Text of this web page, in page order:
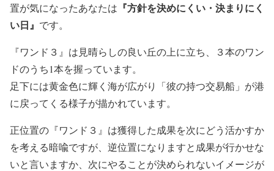
置が気になったあなたは 『方針を決めにくい・決まりにく
い日』 です。
『ワンド３』は見晴らしの良い丘の上に立ち、３本のワン
ドのうち1本を握っています。
足下には黄金色に輝く海が広がり「彼の持つ交易船」が港
に戻ってくる様子が描かれています。
正位置の『ワンド３』は獲得した成果を次にどう活かすか
を考える暗喩ですが、逆位置になりますと成果が行かせな
いと言いますか、次にやることが決められないイメージが